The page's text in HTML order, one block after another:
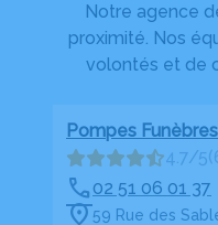
Notre agence
proximité. Nos
volontés et de
Pompes
4.7/5
02 51 06 01 37
59 Rue des